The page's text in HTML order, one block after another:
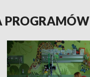
PROGRAMÓW